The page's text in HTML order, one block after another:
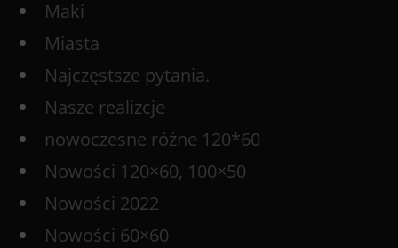
Maki
Miasta
Najczęstsze pytania.
Nasze realizcje
nowoczesne różne 120*60
Nowości 120×60, 100×50
Nowości 2022
Nowości 60×60